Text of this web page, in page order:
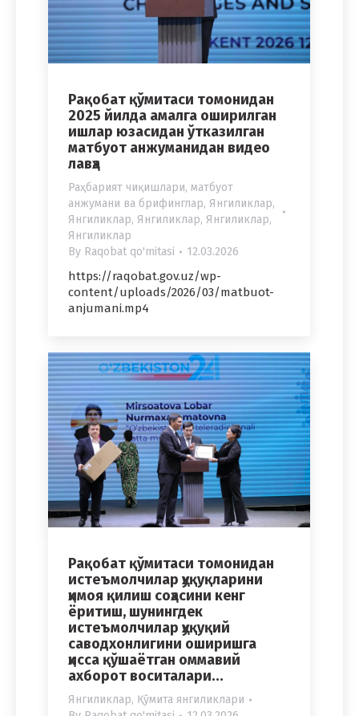
Рақобат қўмитаси томонидан
2025 йилда амалга оширилган
ишлар юзасидан ўтказилган
матбуот анжуманидан видео
лавҳа
Раҳбарият чиқишлари, матбуот
анжумани ва брифинглар, Янгиликлар,
Янгиликлар, Янгиликлар, Янгиликлар,
Янгиликлар
By Raqobat qo'mitasi 12.03.2026
https://raqobat.gov.uz/wp-
content/uploads/2026/03/matbuot-
anjumani.mp4
Рақобат қўмитаси томонидан
истеъмолчилар ҳуқуқларини
ҳимоя қилиш соҳасини кенг
ёритиш, шунингдек
истеъмолчилар ҳуқуқий
саводхонлигини оширишга
ҳисса қўшаётган оммавий
ахборот воситалари…
Янгиликлар, Қўмита янгиликлари